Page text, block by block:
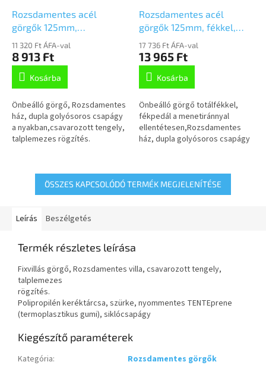
Rozsdamentes acél
görgők 125mm,
önbeálló,Talplemezzel,
7470PJO125P50
11 320 Ft ÁFA-val
8 913 Ft
Kosárba
Önbeálló görgő, Rozsdamentes
ház, dupla golyósoros csapágy
a nyakban,csavarozott tengely,
talplemezes rögzítés.
nyommentes TENTEprene...
Rozsdamentes acél
görgők 125mm, fékkel,
csavarfurat,
7477PJO125P30-11
17 736 Ft ÁFA-val
13 965 Ft
Kosárba
Önbeálló görgő totálfékkel,
fékpedál a menetiránnyal
ellentétesen,Rozsdamentes
ház, dupla golyósoros csapágy
ÖSSZES KAPCSOLÓDÓ TERMÉK MEGJELENÍTÉSE
Leírás Beszélgetés
Termék részletes leírása
Fixvillás görgő, Rozsdamentes villa, csavarozott tengely,
talplemezes
rögzítés.
Polipropilén keréktárcsa, szürke, nyommentes TENTEprene
(termoplasztikus gumi), siklócsapágy
Kiegészítő paraméterek
Kategória:
Rozsdamentes görgők